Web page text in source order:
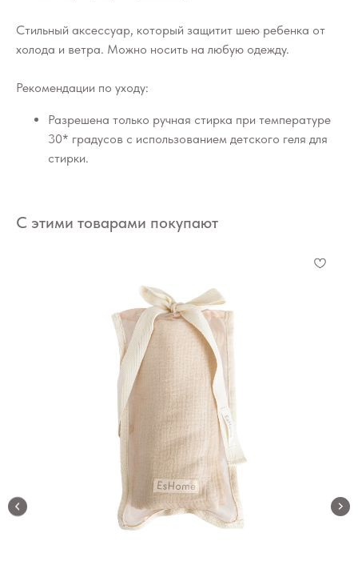
Стильный аксессуар, который защитит шею ребенка от
холода и ветра. Можно носить на любую одежду.
Рекомендации по уходу:
Разрешена только ручная стирка при температуре
30* градусов с использованием детского геля для
стирки.
С этими товарами покупают